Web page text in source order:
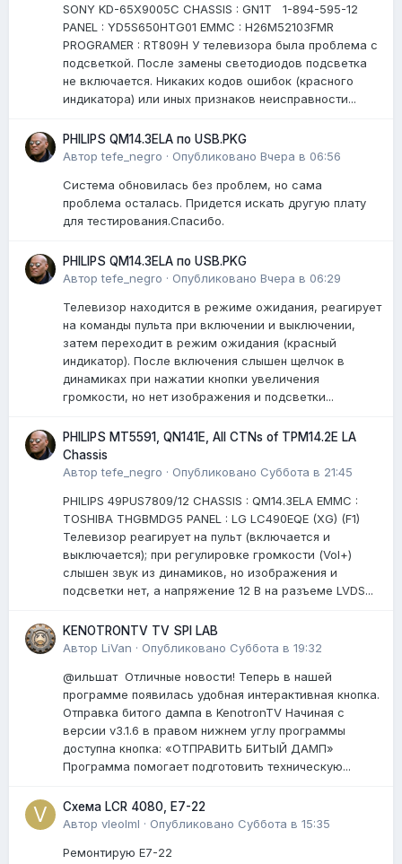
SONY KD-65X9005C CHASSIS : GN1T 1-894-595-12
PANEL : YD5S650HTG01 EMMC : H26M52103FMR
PROGRAMER : RT809H У телевизора была проблема с
подсветкой. После замены светодиодов подсветка
не включается. Никаких кодов ошибок (красного
индикатора) или иных признаков неисправности...
PHILIPS QM14.3ELA по USB.PKG
Авторtefe_negro · Опубликовано Вчера в 06:56
Система обновилась без проблем, но сама
проблема осталась. Придется искать другую плату
для тестирования.Спасибо.
PHILIPS QM14.3ELA по USB.PKG
Авторtefe_negro · Опубликовано Вчера в 06:29
Телевизор находится в режиме ожидания, реагирует
на команды пульта при включении и выключении,
затем переходит в режим ожидания (красный
индикатор). После включения слышен щелчок в
динамиках при нажатии кнопки увеличения
громкости, но нет изображения и подсветки...
PHILIPS MT5591, QN141E, All CTNs of TPM14.2E LA
Chassis
Авторtefe_negro · Опубликовано Суббота в 21:45
PHILIPS 49PUS7809/12 CHASSIS : QM14.3ELA EMMC :
TOSHIBA THGBMDG5 PANEL : LG LC490EQE (XG) (F1)
Телевизор реагирует на пульт (включается и
выключается); при регулировке громкости (Vol+)
слышен звук из динамиков, но изображения и
подсветки нет, а напряжение 12 В на разъеме LVDS...
KENOTRONTV TV SPI LAB
Автор LiVan · Опубликовано Суббота в 19:32
@ильшат Отличные новости! Теперь в нашей
программе появилась удобная интерактивная кнопка.
Отправка битого дампа в KenotronTV Начиная с
версии v3.1.6 в правом нижнем углу программы
доступна кнопка: «ОТПРАВИТЬ БИТЫЙ ДАМП»
Программа помогает подготовить техническую...
Схема LCR 4080, E7-22
Автор vleolml · Опубликовано Суббота в 15:35
Ремонтирую E7-22